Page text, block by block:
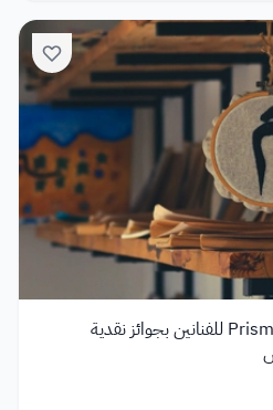
مسابقة Prisma Art Prize 2026 للفنانين بجوائز نقدية